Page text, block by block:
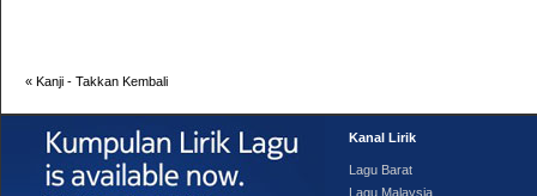
« Kanji - Takkan Kembali
Kanal Lirik
Lagu Barat
Lagu Malaysia